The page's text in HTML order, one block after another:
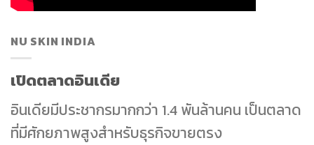
NU SKIN INDIA
เปิดตลาดอินเดีย
อินเดียมีประชากรมากกว่า 1.4 พันล้านคน เป็นตลาด
ที่มีศักยภาพสูงสำหรับธุรกิจขายตรง